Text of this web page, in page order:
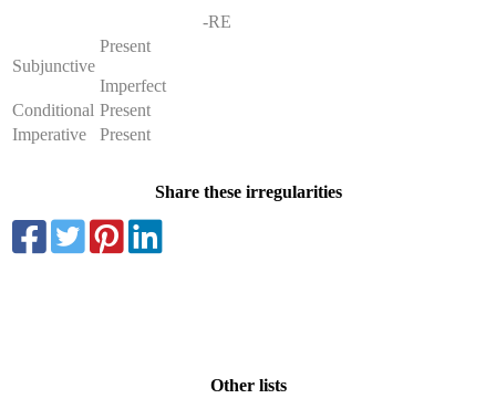
-RE
Subjunctive
Present
Imperfect
Conditional Present
Imperative
Present
Share these irregularities
Other lists